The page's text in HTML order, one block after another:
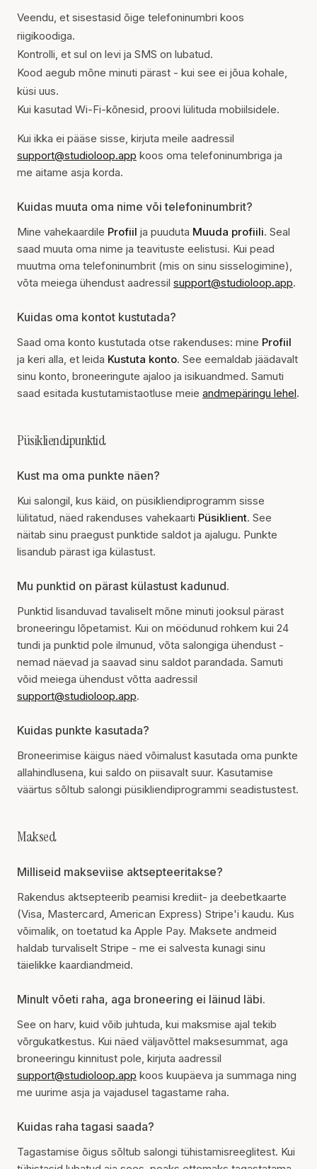
Veendu, et sisestasid õige telefoninumbri koos
riigikoodiga.
Kontrolli, et sul on levi ja SMS on lubatud.
Kood aegub mõne minuti pärast - kui see ei jõua kohale,
küsi uus.
Kui kasutad Wi-Fi-kõnesid, proovi lülituda mobiilsidele.
Kui ikka ei pääse sisse, kirjuta meile aadressil
support@studioloop.app koos oma telefoninumbriga ja
me aitame asja korda.
Kuidas muuta oma nime või telefoninumbrit?
Mine vahekaardile Profiil ja puuduta Muuda profiili. Seal
saad muuta oma nime ja teavituste eelistusi. Kui pead
muutma oma telefoninumbrit (mis on sinu sisselogimine),
võta meiega ühendust aadressil support@studioloop.app.
Kuidas oma kontot kustutada?
Saad oma konto kustutada otse rakenduses: mine Profiil
ja keri alla, et leida Kustuta konto. See eemaldab jäädavalt
sinu konto, broneeringute ajaloo ja isikuandmed. Samuti
saad esitada kustutamistaotluse meie andmepäringu lehel.
Püsikliendipunktid
Kust ma oma punkte näen?
Kui salongil, kus käid, on püsikliendiprogramm sisse
lülitatud, näed rakenduses vahekaarti Püsiklient. See
näitab sinu praegust punktide saldot ja ajalugu. Punkte
lisandub pärast iga külastust.
Mu punktid on pärast külastust kadunud.
Punktid lisanduvad tavaliselt mõne minuti jooksul pärast
broneeringu lõpetamist. Kui on möödunud rohkem kui 24
tundi ja punktid pole ilmunud, võta salongiga ühendust -
nemad näevad ja saavad sinu saldot parandada. Samuti
võid meiega ühendust võtta aadressil
support@studioloop.app.
Kuidas punkte kasutada?
Broneerimise käigus näed võimalust kasutada oma punkte
allahindlusena, kui saldo on piisavalt suur. Kasutamise
väärtus sõltub salongi püsikliendiprogrammi seadistustest.
Maksed
Milliseid makseviise aktsepteeritakse?
Rakendus aktsepteerib peamisi krediit- ja deebetkaarte
(Visa, Mastercard, American Express) Stripe'i kaudu. Kus
võimalik, on toetatud ka Apple Pay. Maksete andmeid
haldab turvaliselt Stripe - me ei salvesta kunagi sinu
täielikke kaardiandmeid.
Minult võeti raha, aga broneering ei läinud läbi.
See on harv, kuid võib juhtuda, kui maksmise ajal tekib
võrgukatkestus. Kui näed väljavõttel maksesummat, aga
broneeringu kinnitust pole, kirjuta aadressil
support@studioloop.app koos kuupäeva ja summaga ning
me uurime asja ja vajadusel tagastame raha.
Kuidas raha tagasi saada?
Tagastamise õigus sõltub salongi tühistamisreeglitest. Kui